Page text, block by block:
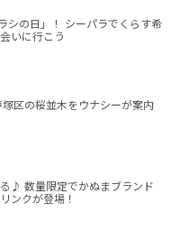
シの日」！ シーパラでくらす希
いに行こう
区の桜並木をウナシーが案内
♪ 数量限定でかぬまブランド
ンクが登場！